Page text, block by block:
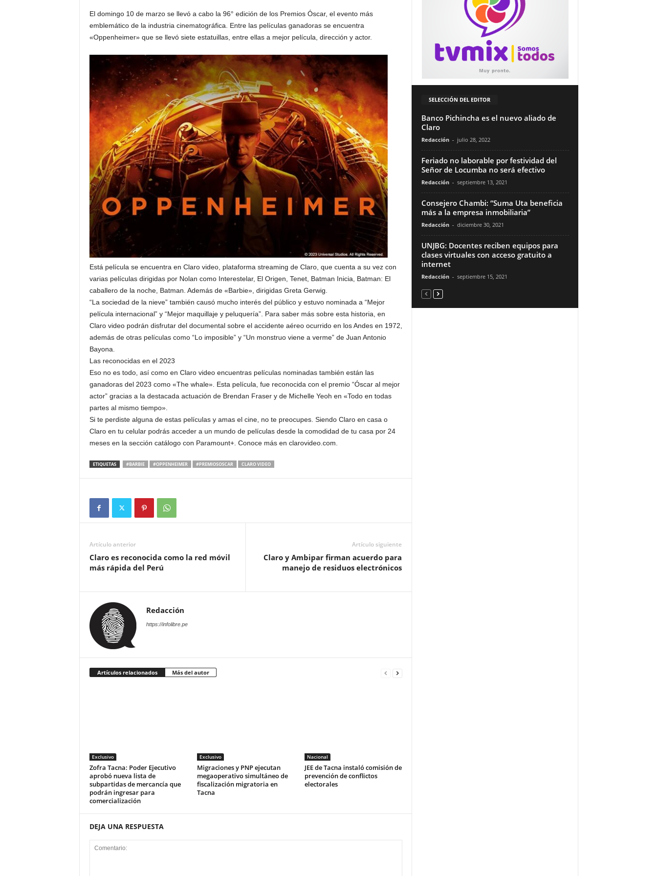
El domingo 10 de marzo se llevó a cabo la 96° edición de los Premios Óscar, el evento más
emblemático de la industria cinematográfica. Entre las películas ganadoras se encuentra
«Oppenheimer» que se llevó siete estatuillas, entre ellas a mejor película, dirección y actor.
Está película se encuentra en Claro video, plataforma streaming de Claro, que cuenta a su vez con
varias películas dirigidas por Nolan como Interestelar, El Origen, Tenet, Batman Inicia, Batman: El
caballero de la noche, Batman. Además de «Barbie», dirigidas Greta Gerwig.
“La sociedad de la nieve” también causó mucho interés del público y estuvo nominada a “Mejor
película internacional” y “Mejor maquillaje y peluquería”. Para saber más sobre esta historia, en
Claro video podrán disfrutar del documental sobre el accidente aéreo ocurrido en los Andes en 1972,
además de otras películas como “Lo imposible” y “Un monstruo viene a verme” de Juan Antonio
Bayona.
Las reconocidas en el 2023
Eso no es todo, así como en Claro video encuentras películas nominadas también están las
ganadoras del 2023 como «The whale». Esta película, fue reconocida con el premio “Óscar al mejor
actor” gracias a la destacada actuación de Brendan Fraser y de Michelle Yeoh en «Todo en todas
partes al mismo tiempo».
Si te perdiste alguna de estas películas y amas el cine, no te preocupes. Siendo Claro en casa o
Claro en tu celular podrás acceder a un mundo de películas desde la comodidad de tu casa por 24
meses en la sección catálogo con Paramount+. Conoce más en clarovideo.com.
ETIQUETAS #BARBIE #OPPENHEIMER #PREMIOSOSCAR CLARO VIDEO
Artículo anterior
Claro es reconocida como la red móvil
más rápida del Perú
Artículo siguiente
Claro y Ambipar firman acuerdo para
manejo de residuos electrónicos
Redacción
https://infolibre.pe
Artículos relacionados Más del autor
Exclusivo
Zofra Tacna: Poder Ejecutivo
aprobó nueva lista de
subpartidas de mercancía que
podrán ingresar para
comercialización
Exclusivo
Migraciones y PNP ejecutan
megaoperativo simultáneo de
fiscalización migratoria en
Tacna
Nacional
JEE de Tacna instaló comisión de
prevención de conflictos
electorales
DEJA UNA RESPUESTA
SELECCIÓN DEL EDITOR
Banco Pichincha es el nuevo aliado de
Claro
Redacción - julio 28, 2022
Feriado no laborable por festividad del
Señor de Locumba no será efectivo
Redacción - septiembre 13, 2021
Consejero Chambi: “Suma Uta beneficia
más a la empresa inmobiliaria”
Redacción - diciembre 30, 2021
UNJBG: Docentes reciben equipos para
clases virtuales con acceso gratuito a
internet
Redacción - septiembre 15, 2021